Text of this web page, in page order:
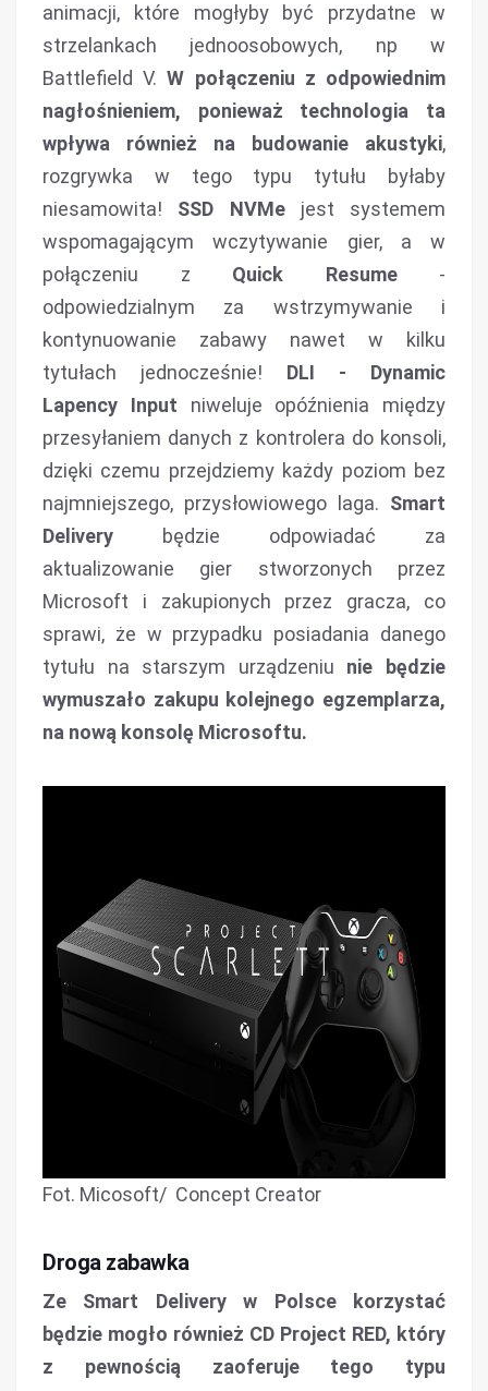
animacji, które mogłyby być przydatne w
strzelankach jednoosobowych, np w
Battlefield V. W połączeniu z odpowiednim
nagłośnieniem, ponieważ technologia ta
wpływa również na budowanie akustyki,
rozgrywka w tego typu tytułu byłaby
niesamowita! SSD NVMejest systemem
wspomagającym wczytywanie gier, a w
połączeniu z Quick Resume-
odpowiedzialnym za wstrzymywanie i
kontynuowanie zabawy nawet w kilku
tytułach jednocześnie! DLI - Dynamic
Lapency Input niweluje opóźnienia między
przesyłaniem danych z kontrolera do konsoli,
dzięki czemu przejdziemy każdy poziom bez
najmniejszego, przysłowiowego laga. Smart
Delivery będzie odpowiadać za
aktualizowanie gier stworzonych przez
Microsoft i zakupionych przez gracza, co
sprawi, że w przypadku posiadania danego
tytułu na starszym urządzeniu nie będzie
wymuszało zakupu kolejnego egzemplarza,
na nową konsolę Microsoftu.
Fot. Micosoft/ Concept Creator
Droga zabawka
Ze Smart Delivery w Polsce korzystać
będzie mogło również CD Project RED, który
z pewnością zaoferuje tego typu